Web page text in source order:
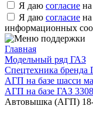
Я даю согласие
Я даю согласие
информационных
Главная
Модельный ряд ГАЗ
Спецтехника бренда
АГП на базе шасси
АГП на базе ГАЗ
Автовышка (АГП) 18-